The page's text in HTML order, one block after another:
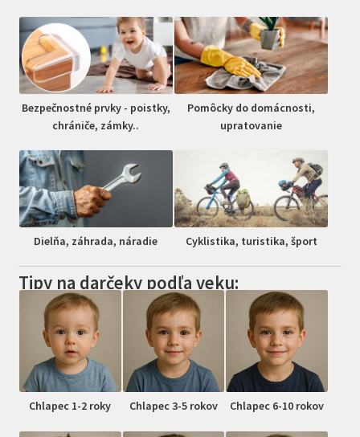
Bezpečnostné prvky - poistky,
chrániče, zámky..
Pomôcky do domácnosti,
upratovanie
Dielňa, záhrada, náradie Cyklistika, turistika, šport
Tipy na darčeky podľa veku:
Chlapec 1-2 roky Chlapec 3-5 rokov Chlapec 6-10 rokov